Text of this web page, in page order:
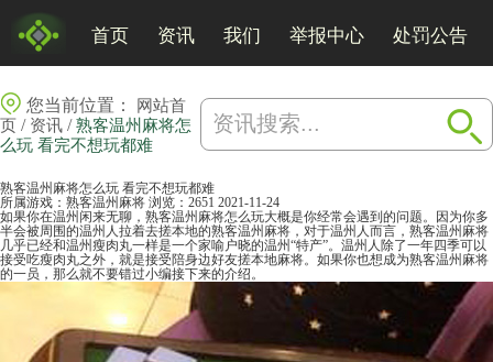
首页 资讯 我们 举报中心 处罚公告
您当前位置：
网站首
页 / 资讯 /熟客温州麻将怎
么玩 看完不想玩都难
熟客温州麻将怎么玩 看完不想玩都难
所属游戏： 熟客温州麻将 浏览：2651 2021-11-24
如果你在温州闲来无聊，熟客温州麻将怎么玩大概是你经常会遇到的问题。因为你多
半会被周围的温州人拉着去搓本地的熟客温州 麻将 ，对于温州人而言，熟客温州麻将
几乎已经和温州瘦肉丸一样是一个家喻户晓的温州“特产”。温州人除了一年四季可以
接受吃瘦肉丸之外，就是接受陪身边好友搓本地麻将。如果你也想成为熟客温州麻将
的一员，那么就不要错过小编接下来的介绍。